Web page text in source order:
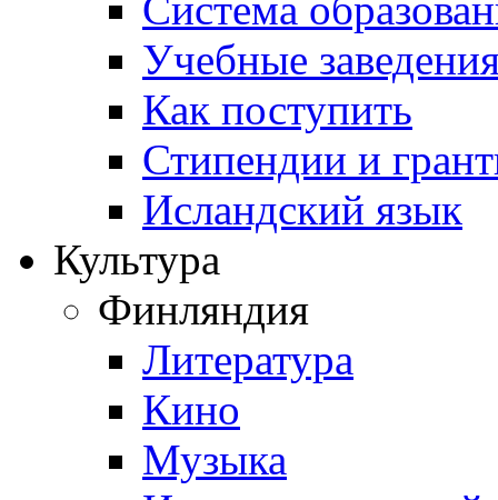
Учебные
Как поступить
Стипендии и
Исландский язык
Культура
Финляндия
Литература
Кино
Музыка